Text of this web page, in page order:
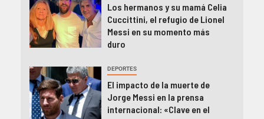
Los hermanos y su mamá Celia
Cuccittini, el refugio de Lionel
Messi en su momento más
duro
DEPORTES
El impacto de la muerte de
Jorge Messi en la prensa
internacional: «Clave en el